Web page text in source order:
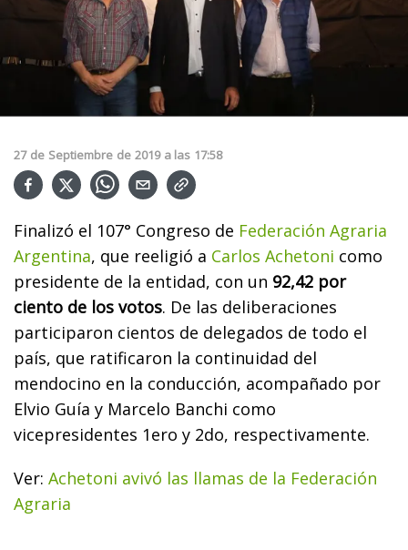
27 de Septiembre de 2019 a las 17:58
Finalizó el 107° Congreso de Federación Agraria
Argentina, que reeligió a Carlos Achetoni como
presidente de la entidad, con un 92,42 por
ciento de los votos. De las deliberaciones
participaron cientos de delegados de todo el
país, que ratificaron la continuidad del
mendocino en la conducción, acompañado por
Elvio Guía y Marcelo Banchi como
vicepresidentes 1ero y 2do, respectivamente.
Ver: Achetoni avivó las llamas de la Federación
Agraria